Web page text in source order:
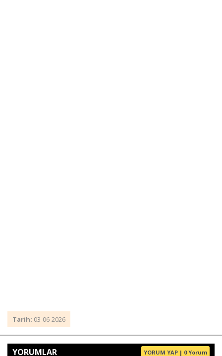
Tarih: 03-06-2026
YORUMLAR YORUM YAP | 0 Yorum